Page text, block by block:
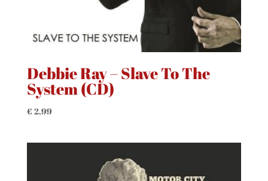
Debbie Ray – Slave To The
System (CD)
€ 2,99